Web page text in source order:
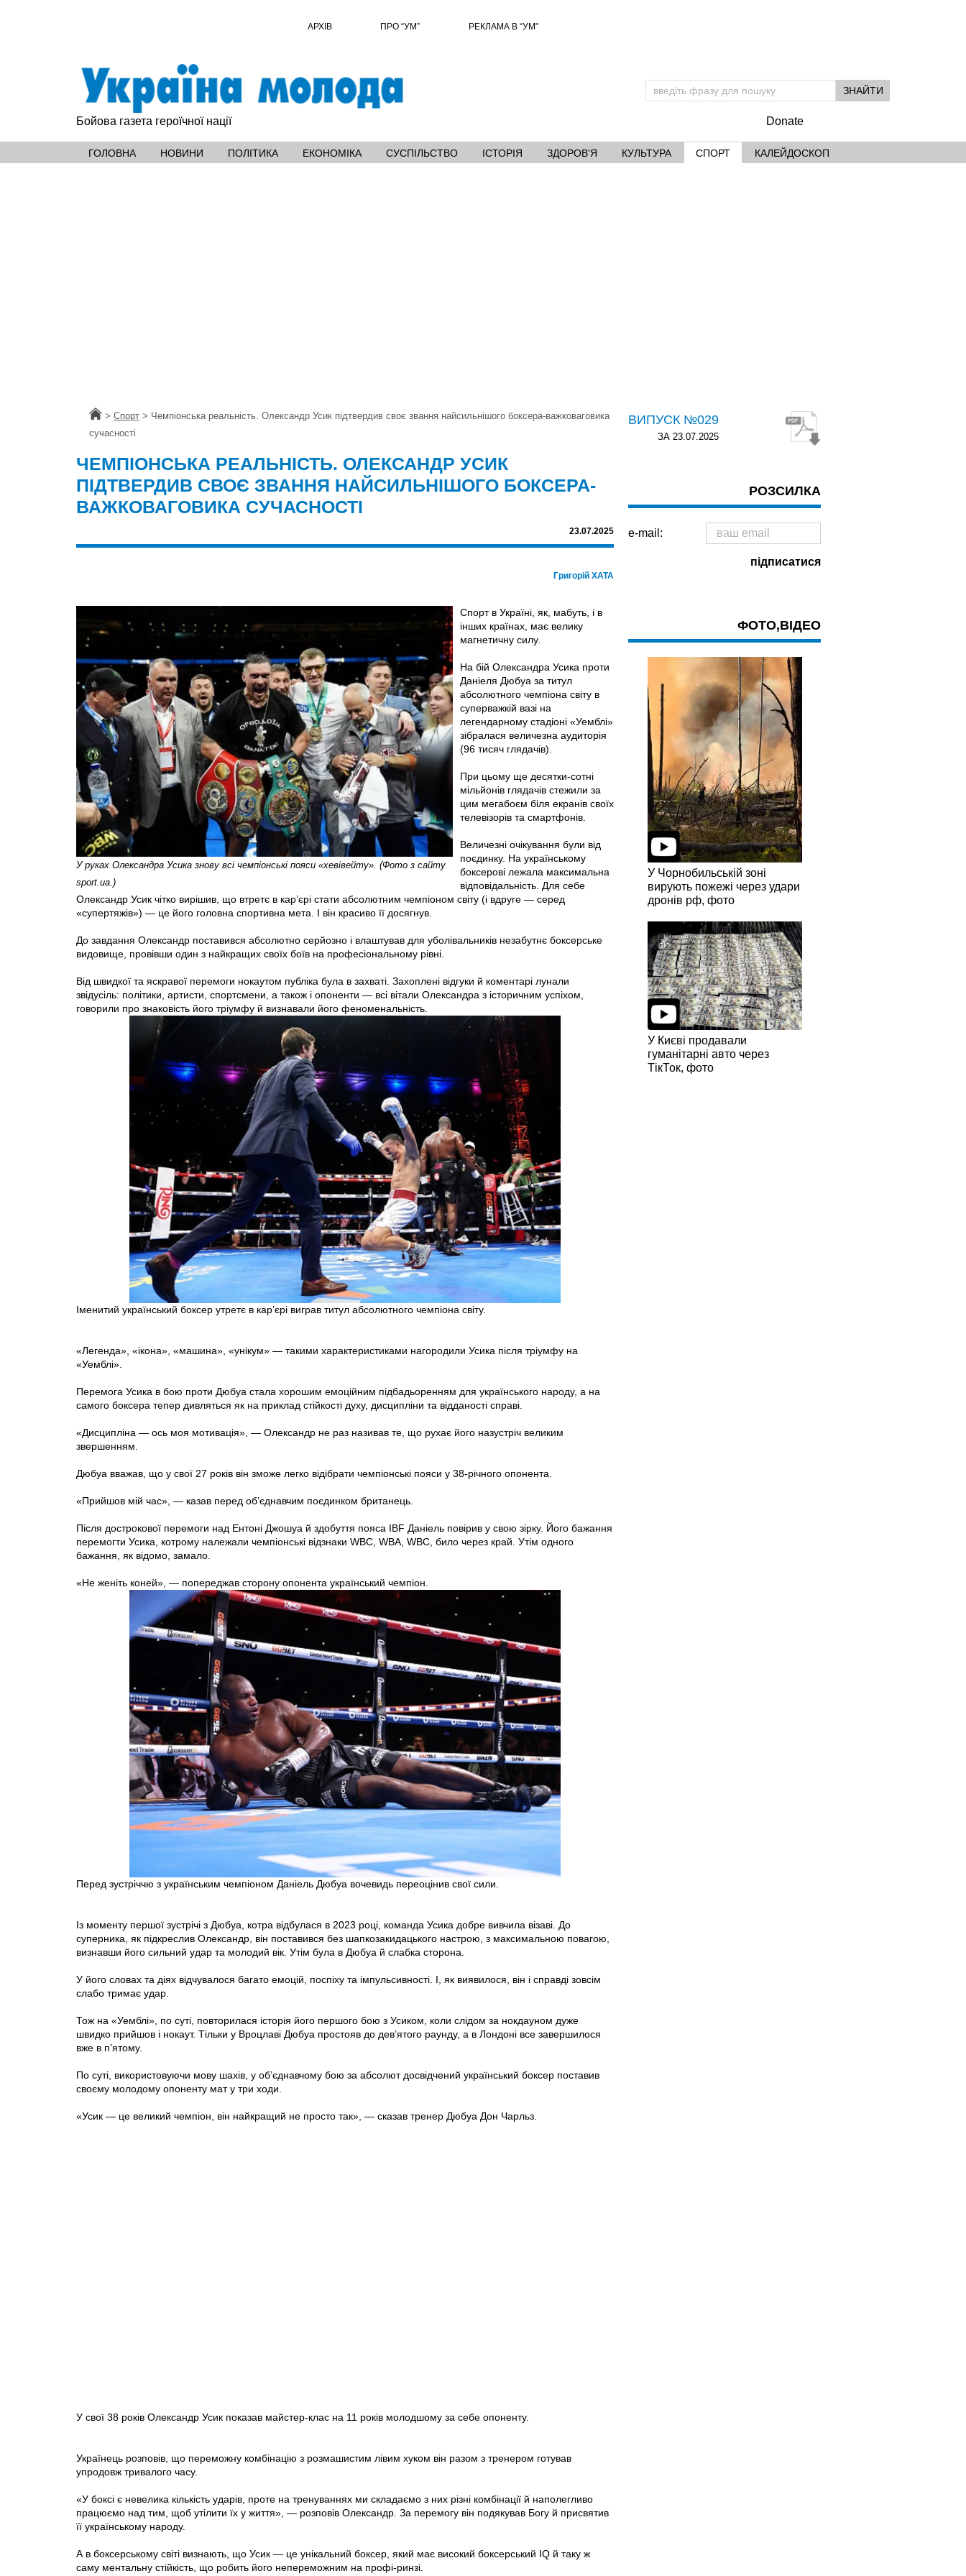
АРХІВ ПРО “УМ” РЕКЛАМА В “УМ"
Бойова газета героїчної нації Donate
ГОЛОВНА НОВИНИ ПОЛІТИКА ЕКОНОМІКА СУСПІЛЬСТВО ІСТОРІЯ ЗДОРОВ'Я КУЛЬТУРА СПОРТ КАЛЕЙДОСКОП
Головна
> Спорт > Чемпіонська реальність. Олександр Усик підтвердив своє звання найсильнішого боксера-важковаговика
сучасності
ЧЕМПІОНСЬКА РЕАЛЬНІСТЬ. ОЛЕКСАНДР УСИК
ПІДТВЕРДИВ СВОЄ ЗВАННЯ НАЙСИЛЬНІШОГО БОКСЕРА-
ВАЖКОВАГОВИКА СУЧАСНОСТІ
23.07.2025
Григорій ХАТА
У руках Олександра Усика знову всі чемпіонські пояси «хевівейту». (Фото з сайту
sport.ua.)
Спорт в Україні, як, мабуть, і в
інших країнах, має велику
магнетичну силу.
На бій Олександра Усика проти
Даніеля Дюбуа за титул
абсолютного чемпіона світу в
суперважкій вазі на
легендарному стадіоні «Уемблі»
зібралася величезна аудиторія
(96 тисяч глядачів).
При цьому ще десятки-сотні
мільйонів глядачів стежили за
цим мегабоєм біля екранів своїх
телевізорів та смартфонів.
Величезні очікування були від
поєдинку. На українському
боксерові лежала максимальна
відповідальність. Для себе
Олександр Усик чітко вирішив, що втретє в кар’єрі стати абсолютним чемпіоном світу (і вдруге — серед
«супертяжів») — це його головна спортивна мета. І він красиво її досягнув.
До завдання Олександр поставився абсолютно серйозно і влаштував для уболівальників незабутнє боксерське
видовище, провівши один з найкращих своїх боїв на професіональному рівні.
Від швидкої та яскравої перемоги нокаутом публіка була в захваті. Захоплені відгуки й коментарі лунали
звідусіль: політики, артисти, спортсмени, а також і опоненти — всі вітали Олександра з історичним успіхом,
говорили про знаковість його тріумфу й визнавали його феноменальність.
Іменитий український боксер утретє в кар’єрі виграв титул абсолютного чемпіона світу.
«Легенда», «ікона», «машина», «унікум» — такими характеристиками нагородили Усика після тріумфу на
«Уемблі».
Перемога Усика в бою проти Дюбуа стала хорошим емоційним підбадьоренням для українського народу, а на
самого боксера тепер дивляться як на приклад стійкості духу, дисципліни та відданості справі.
«Дисципліна — ось моя мотивація», — Олександр не раз називав те, що рухає його назустріч великим
звершенням.
Дюбуа вважав, що у свої 27 років він зможе легко відібрати чемпіонські пояси у 38-річного опонента.
«Прийшов мій час», — казав перед об’єднавчим поєдинком британець.
Після дострокової перемоги над Ентоні Джошуа й здобуття пояса IBF Даніель повірив у свою зірку. Його бажання
перемогти Усика, котрому належали чемпіонські відзнаки WBC, WBA, WBC, било через край. Утім одного
бажання, як відомо, замало.
«Не женіть коней», — попереджав сторону опонента український чемпіон.
Перед зустріччю з українським чемпіоном Даніель Дюбуа вочевидь переоцінив свої сили.
Із моменту першої зустрічі з Дюбуа, котра відбулася в 2023 році, команда Усика добре вивчила візаві. До
суперника, як підкреслив Олександр, він поставився без шапкозакидацького настрою, з максимальною повагою,
визнавши його сильний удар та молодий вік. Утім була в Дюбуа й слабка сторона.
У його словах та діях відчувалося багато емоцій, поспіху та імпульсивності. І, як виявилося, він і справді зовсім
слабо тримає удар.
Тож на «Уемблі», по суті, повторилася історія його першого бою з Усиком, коли слідом за нокдауном дуже
швидко прийшов і нокаут. Тільки у Вроцлаві Дюбуа простояв до дев’ятого раунду, а в Лондоні все завершилося
вже в п’ятому.
По суті, використовуючи мову шахів, у об’єднавчому бою за абсолют досвідчений український боксер поставив
своєму молодому опоненту мат у три ходи.
«Усик — це великий чемпіон, він найкращий не просто так», — сказав тренер Дюбуа Дон Чарльз.
У свої 38 років Олександр Усик показав майстер-клас на 11 років молодшому за себе опоненту.
Українець розповів, що переможну комбінацію з розмашистим лівим хуком він разом з тренером готував
упродовж тривалого часу.
«У боксі є невелика кількість ударів, проте на тренуваннях ми складаємо з них різні комбінації й наполегливо
працюємо над тим, щоб утілити їх у життя», — розповів Олександр. За перемогу він подякував Богу й присвятив
її українському народу.
А в боксерському світі визнають, що Усик — це унікальний боксер, який має високий боксерський IQ й таку ж
саму ментальну стійкість, що робить його непереможним на профі-ринзі.
ВИПУСК №029
ЗА 23.07.2025
РОЗСИЛКА
e-mail:
ФОТО,ВІДЕО
У Чорнобильській зоні
вирують пожежі через удари
дронів рф, фото
У Києві продавали
гуманітарні авто через
ТікТок, фото